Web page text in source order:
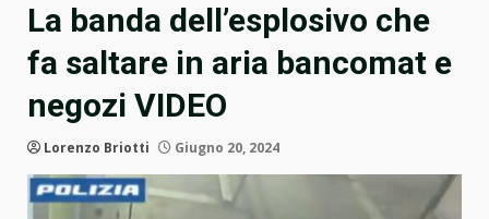
La banda dell’esplosivo che
fa saltare in aria bancomat e
negozi VIDEO
Lorenzo Briotti Giugno 20, 2024